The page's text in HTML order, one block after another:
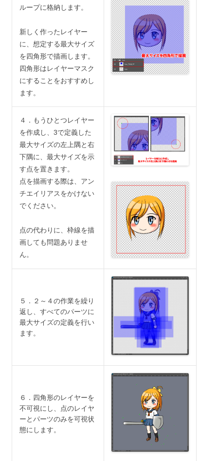
ループに格納します。
新しく作ったレイヤー
に、想定する最大サイズ
を四角形で描画します。
四角形はレイヤーマスク
にすることをおすすめし
ます。
４．もうひとつレイヤー
を作成し、3で定義した
最大サイズの左上隅と右
下隅に、最大サイズを示
す点を置きます。
点を描画する際は、アン
チエイリアスをかけない
でください。
点の代わりに、枠線を描
画しても問題ありませ
ん。
５．２～４の作業を繰り
返し、すべてのパーツに
最大サイズの定義を行い
ます。
６．四角形のレイヤーを
不可視にし、点のレイヤ
ーとパーツのみを可視状
態にします。